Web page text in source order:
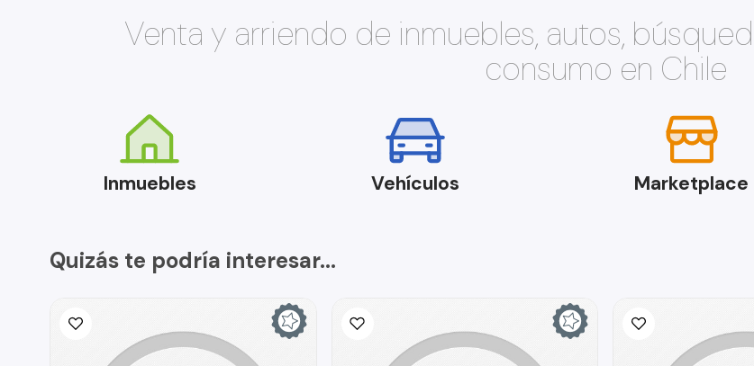
Venta y arriendo de inmuebles, autos,
consumo en Chile
Inmuebles Vehículos Marketplace
Quizás te podría interesar...